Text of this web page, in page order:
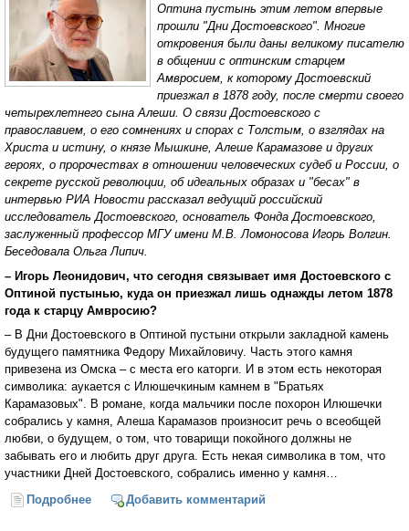
Оптина пустынь этим летом впервые
прошли "Дни Достоевского". Многие
откровения были даны великому писателю
в общении с оптинским старцем
Амвросием, к которому Достоевский
приезжал в 1878 году, после смерти своего
четырехлетнего сына Алеши. О связи Достоевского с
православием, о его сомнениях и спорах с Толстым, о взглядах на
Христа и истину, о князе Мышкине, Алеше Карамазове и других
героях, о пророчествах в отношении человеческих судеб и России, о
секрете русской революции, об идеальных образах и "бесах" в
интервью РИА Новости рассказал ведущий российский
исследователь Достоевского, основатель Фонда Достоевского,
заслуженный профессор МГУ имени М.В. Ломоносова Игорь Волгин.
Беседовала Ольга Липич.
– Игорь Леонидович, что сегодня связывает имя Достоевского с
Оптиной пустынью, куда он приезжал лишь однажды летом 1878
года к старцу Амвросию?
– В Дни Достоевского в Оптиной пустыни открыли закладной камень
будущего памятника Федору Михайловичу. Часть этого камня
привезена из Омска – с места его каторги. И в этом есть некоторая
символика: аукается с Илюшечкиным камнем в "Братьях
Карамазовых". В романе, когда мальчики после похорон Илюшечки
собрались у камня, Алеша Карамазов произносит речь о всеобщей
любви, о будущем, о том, что товарищи покойного должны не
забывать его и любить друг друга. Есть некая символика в том, что
участники Дней Достоевского, собрались именно у камня…
Подробнее о Игорь Волгин: «Пророчества Достоевского о
Добавить комментарий